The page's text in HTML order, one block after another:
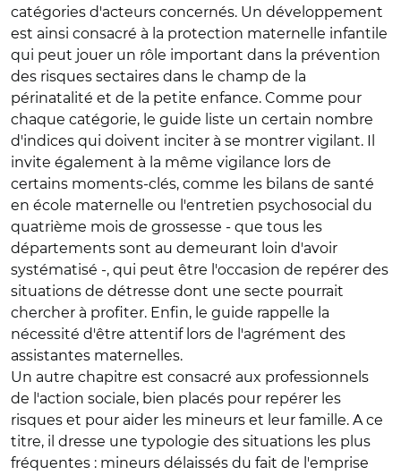
catégories d'acteurs concernés. Un développement
est ainsi consacré à la protection maternelle infantile
qui peut jouer un rôle important dans la prévention
des risques sectaires dans le champ de la
périnatalité et de la petite enfance. Comme pour
chaque catégorie, le guide liste un certain nombre
d'indices qui doivent inciter à se montrer vigilant. Il
invite également à la même vigilance lors de
certains moments-clés, comme les bilans de santé
en école maternelle ou l'entretien psychosocial du
quatrième mois de grossesse - que tous les
départements sont au demeurant loin d'avoir
systématisé -, qui peut être l'occasion de repérer des
situations de détresse dont une secte pourrait
chercher à profiter. Enfin, le guide rappelle la
nécessité d'être attentif lors de l'agrément des
assistantes maternelles.
Un autre chapitre est consacré aux professionnels
de l'action sociale, bien placés pour repérer les
risques et pour aider les mineurs et leur famille. A ce
titre, il dresse une typologie des situations les plus
fréquentes : mineurs délaissés du fait de l'emprise